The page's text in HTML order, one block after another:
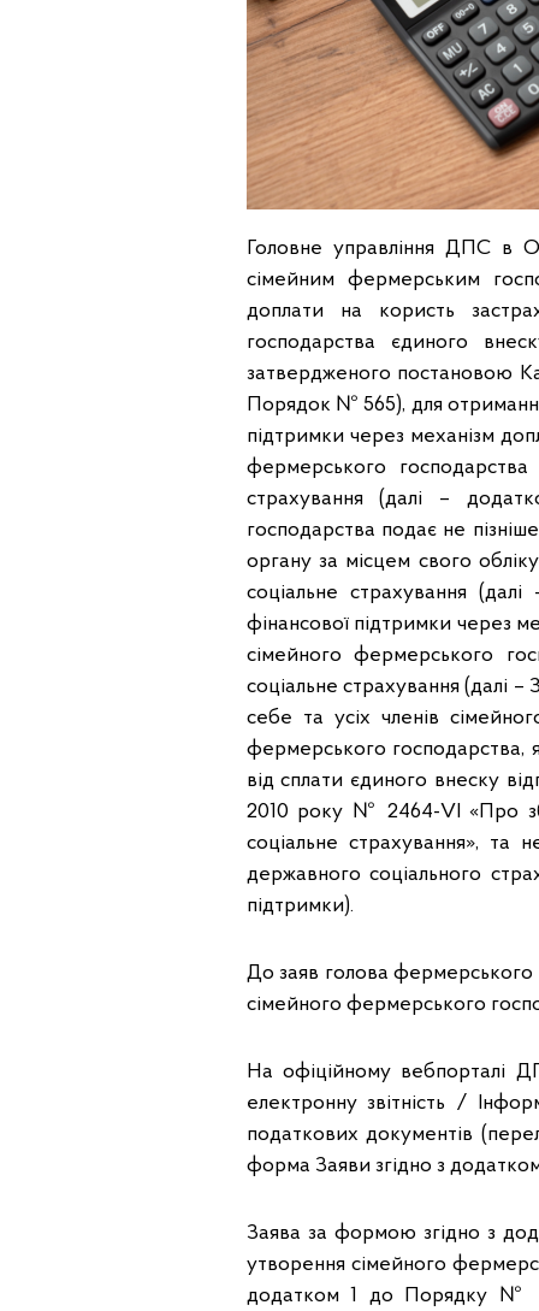
Головне управління ДПС в
сімейним фермерським
доплати на користь
господарства єдиного
затвердженого постановою
Порядок № 565), для
підтримки через механізм
фермерського господарства
страхування (далі –
господарства подає не
органу за місцем свого
соціальне страхування
фінансової підтримки через
сімейного фермерського
соціальне страхування (далі
себе та усіх членів
фермерського господарства,
від сплати єдиного внеску
2010 року № 2464-VІ «Про
соціальне страхування», та
державного соціального
підтримки).
До заяв голова фермерського
сімейного фермерського
На офіційному вебпорталі
електронну звітність /
податкових документів
форма Заяви згідно з
Заява за формою згідно з
утворення сімейного
додатком 1 до Порядку №